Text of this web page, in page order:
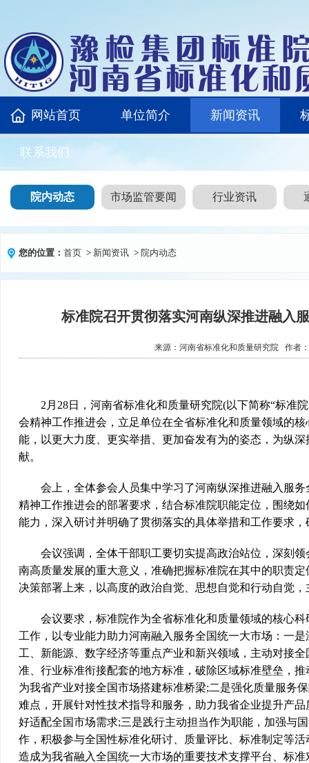
网站首页 单位简介 新闻资讯
联系我们
院内动态 市场监管要闻 行业资讯
您的位置： 首页 > 新闻资讯 > 院内动态
标准院召开贯彻落实河南纵深推进融入
来源： 河南省标准化和质量研究院 作者：
2月28日，河南省标准化和质量研究院(以下简称“标准
会精神工作推进会，立足单位在全省标准化和质量领域的
能，以更大力度、更实举措、更加奋发有为的姿态，为纵
献。
会上，全体参会人员集中学习了河南纵深推进融入服务
精神工作推进会的部署要求，结合标准院职能定位，围绕
能力，深入研讨并明确了贯彻落实的具体举措和工作要求
会议强调，全体干部职工要切实提高政治站位，深刻领
南高质量发展的重大意义，准确把握标准院在其中的职责
决策部署上来，以高度的政治自觉、思想自觉和行动自觉
会议要求，标准院作为全省标准化和质量领域的核心科
工作，以专业能力助力河南融入服务全国统一大市场：一
工、新能源、数字经济等重点产业和新兴领域，主动对接
准、行业标准衔接配套的地方标准，破除区域标准壁垒，
为我省产业对接全国市场搭建标准桥梁;二是强化质量服务
难点，开展针对性技术指导和服务，助力我省企业提升产
好适配全国市场需求;三是践行主动担当作为职能，加强与
作，积极参与全国性标准化研讨、质量评比、标准制定等
造成为我省融入全国统一大市场的重要技术支撑平台、标